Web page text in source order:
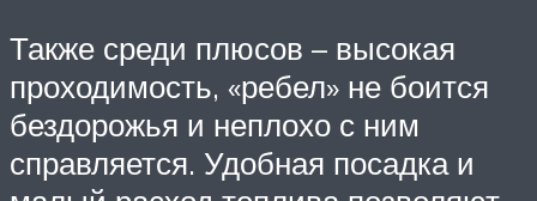
Также среди плюсов – высокая
проходимость, «ребел» не боится
бездорожья и неплохо с ним
справляется. Удобная посадка и